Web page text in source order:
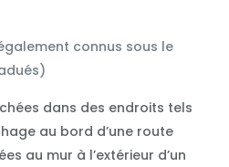
connus sous le
dans des endroits tels
au bord d’une route
au mur à l’extérieur d’un